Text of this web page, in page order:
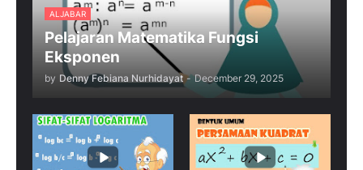
ALJABAR
Pelajaran Matematika Fungsi
Eksponen
by Denny Febiana Nurhidayat - December 29, 2025